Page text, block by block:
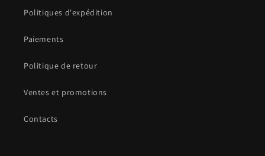
Politiques d'expédition
Paiements
Politique de retour
Ventes et promotions
Contacts